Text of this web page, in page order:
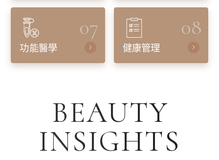
07
功能醫學
08
健康管理
BEAUTY
INSIGHTS